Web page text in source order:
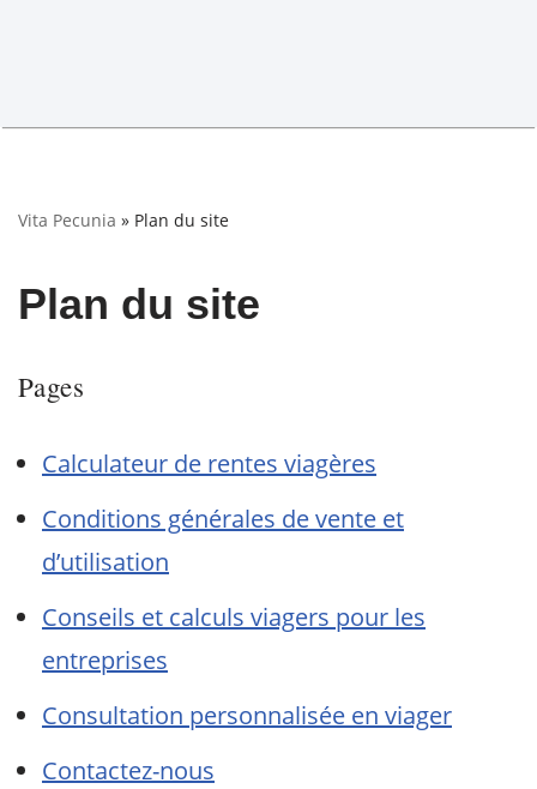
Vita Pecunia » Plan du site
Plan du site
Pages
Calculateur de rentes viagères
Conditions générales de vente et
d’utilisation
Conseils et calculs viagers pour les
entreprises
Consultation personnalisée en viager
Contactez-nous